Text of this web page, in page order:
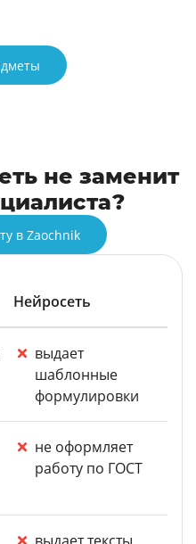
не заменит
в Zaochnik
Нейросеть
выдает
шаблонные
формулировки
не оформляет
работу по ГОСТ